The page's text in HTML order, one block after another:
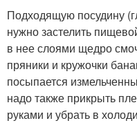
Подходящую посудину
нужно застелить
в нее слоями щедро
пряники и кружочки
посыпается
надо также прикрыть
руками и убрать в